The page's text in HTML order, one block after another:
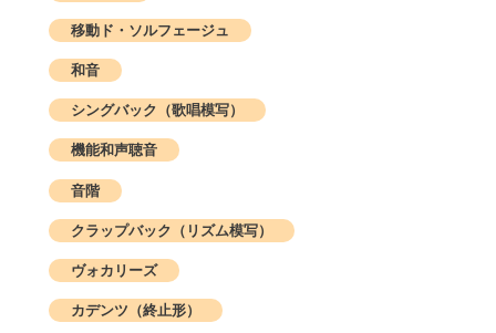
移動ド・ソルフェージュ
和音
シングバック（歌唱模写）
機能和声聴音
音階
クラップバック（リズム模写）
ヴォカリーズ
カデンツ（終止形）